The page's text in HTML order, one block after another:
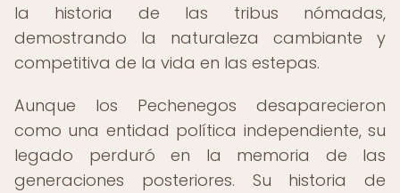
la historia de las tribus nómadas,
demostrando la naturaleza cambiante y
competitiva de la vida en las estepas.
Aunque los Pechenegos desaparecieron
como una entidad política independiente, su
legado perduró en la memoria de las
generaciones posteriores. Su historia de